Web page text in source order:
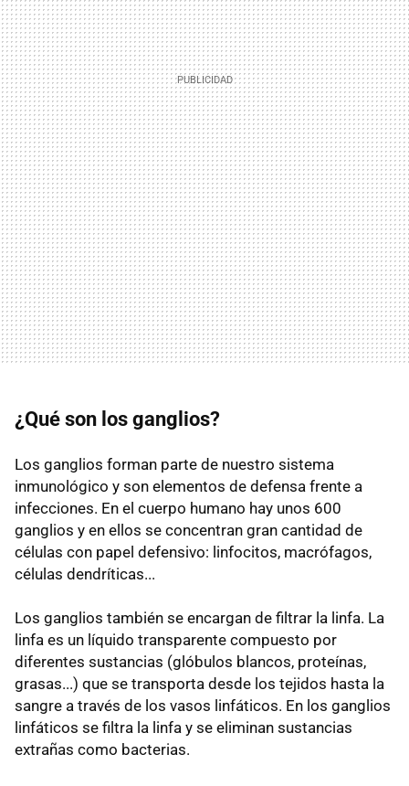
¿Qué son los ganglios?
Los ganglios forman parte de nuestro sistema
inmunológico y son elementos de defensa frente a
infecciones. En el cuerpo humano hay unos 600
ganglios y en ellos se concentran gran cantidad de
células con papel defensivo: linfocitos, macrófagos,
células dendríticas...
Los ganglios también se encargan de filtrar la linfa. La
linfa es un líquido transparente compuesto por
diferentes sustancias (glóbulos blancos, proteínas,
grasas...) que se transporta desde los tejidos hasta la
sangre a través de los vasos linfáticos. En los ganglios
linfáticos se filtra la linfa y se eliminan sustancias
extrañas como bacterias.